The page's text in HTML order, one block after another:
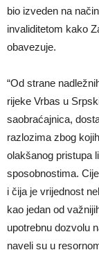
bio izveden na
invaliditetom kako
obavezuje.
“Od strane
rijeke Vrbas u
saobraćajnica,
razlozima zbog
olakšanog pristupa
sposobnostima.
i čija je vrijednost
kao jedan od
upotrebnu dozvolu
naveli su u